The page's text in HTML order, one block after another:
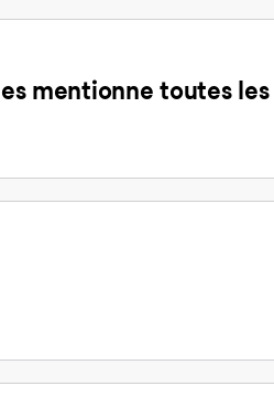
mentionne toutes les